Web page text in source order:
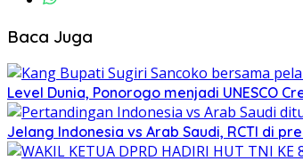
Baca Juga
Level Dunia, Ponorogo menjadi UNESCO
Jelang Indonesia vs Arab Saudi, RCTI di